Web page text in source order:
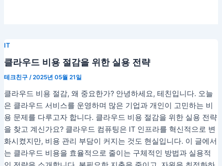
IT
클라우드 비용 절감을 위한 실용 전략
테크친구 /2025년 05월 21일
클라우드 비용 절감, 왜 중요한가? 안녕하세요, 테친입니다. 오늘
은 클라우드 서비스를 운영하며 많은 기업과 개인이 고민하는 비
용 문제를 다루고자 합니다. 클라우드 비용 절감을 위한 실용 전략
을 찾고 계신가요? 클라우드 컴퓨팅은 IT 인프라를 혁신적으로 변
화시켰지만, 비용 관리 부담이 커지는 것도 현실입니다. 이 글에서
는 클라우드 비용을 효율적으로 줄이는 구체적인 방법과 실용적